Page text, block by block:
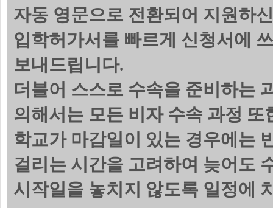
자동 영문으로 전환되어 지원하
입학허가서를 빠르게 신청서에
보내드립니다.
더불어 스스로 수속을 준비하는
의해서는 모든 비자 수속 과정
학교가 마감일이 있는 경우에는
걸리는 시간을 고려하여 늦어도
시작일을 놓치지 않도록 일정에